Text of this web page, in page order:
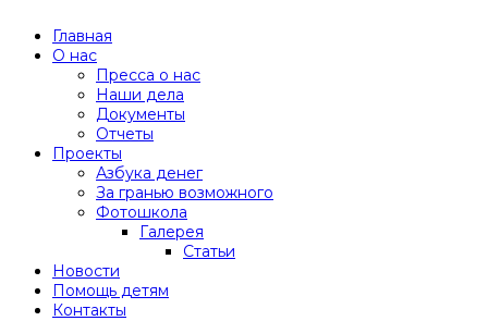
Главная
О нас
Пресса о нас
Наши дела
Документы
Отчеты
Проекты
Азбука денег
За гранью возможного
Фотошкола
Галерея
Статьи
Новости
Помощь детям
Контакты